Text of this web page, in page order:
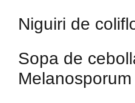
Niguiri de
Sopa de
Melanosporum